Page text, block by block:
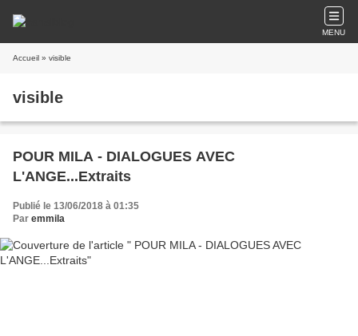
MENU
Accueil » visible
visible
POUR MILA - DIALOGUES AVEC
L'ANGE...Extraits
Publié le 13/06/2018 à 01:35
Par emmila